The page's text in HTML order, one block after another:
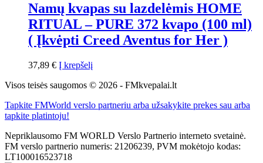
Namų kvapas su lazdelėmis HOME
RITUAL – PURE 372 kvapo (100 ml)
( Įkvėpti Creed Aventus for Her )
37,89 € Į krepšelį
Visos teisės saugomos © 2026 - FMkvepalai.lt
Tapkite FMWorld verslo partneriu arba užsakykite prekes sau arba
tapkite platintoju!
Nepriklausomo FM WORLD Verslo Partnerio interneto svetainė.
FM verslo partnerio numeris: 21206239, PVM mokėtojo kodas:
LT100016523718